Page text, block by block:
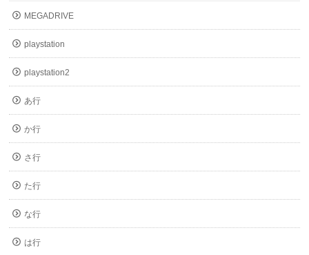
MEGADRIVE
playstation
playstation2
あ行
か行
さ行
た行
な行
は行